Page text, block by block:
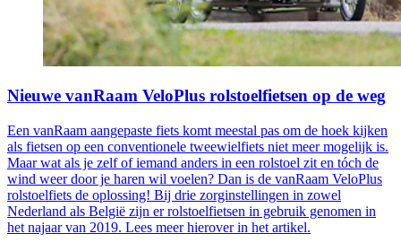
Nieuwe vanRaam VeloPlus rolstoelfietsen op de weg
Een vanRaam aangepaste fiets komt meestal pas om de hoek kijken
als fietsen op een conventionele tweewielfiets niet meer mogelijk is.
Maar wat als je zelf of iemand anders in een rolstoel zit en tóch de
wind weer door je haren wil voelen? Dan is de vanRaam VeloPlus
rolstoelfiets de oplossing! Bij drie zorginstellingen in zowel
Nederland als België zijn er rolstoelfietsen in gebruik genomen in
het najaar van 2019. Lees meer hierover in het artikel.